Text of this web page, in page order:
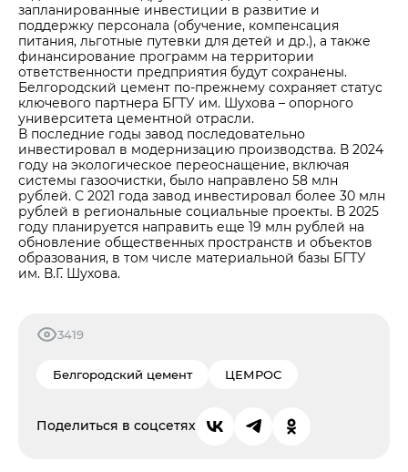
запланированные инвестиции в развитие и
поддержку персонала (обучение, компенсация
питания, льготные путевки для детей и др.), а также
финансирование программ на территории
ответственности предприятия будут сохранены.
Белгородский цемент по-прежнему сохраняет статус
ключевого партнера БГТУ им. Шухова – опорного
университета цементной отрасли.
В последние годы завод последовательно
инвестировал в модернизацию производства. В 2024
году на экологическое переоснащение, включая
системы газоочистки, было направлено 58 млн
рублей. С 2021 года завод инвестировал более 30 млн
рублей в региональные социальные проекты. В 2025
году планируется направить еще 19 млн рублей на
обновление общественных пространств и объектов
образования, в том числе материальной базы БГТУ
им. В.Г. Шухова.
3419
Белгородский цемент ЦЕМРОС
Поделиться в соцсетях